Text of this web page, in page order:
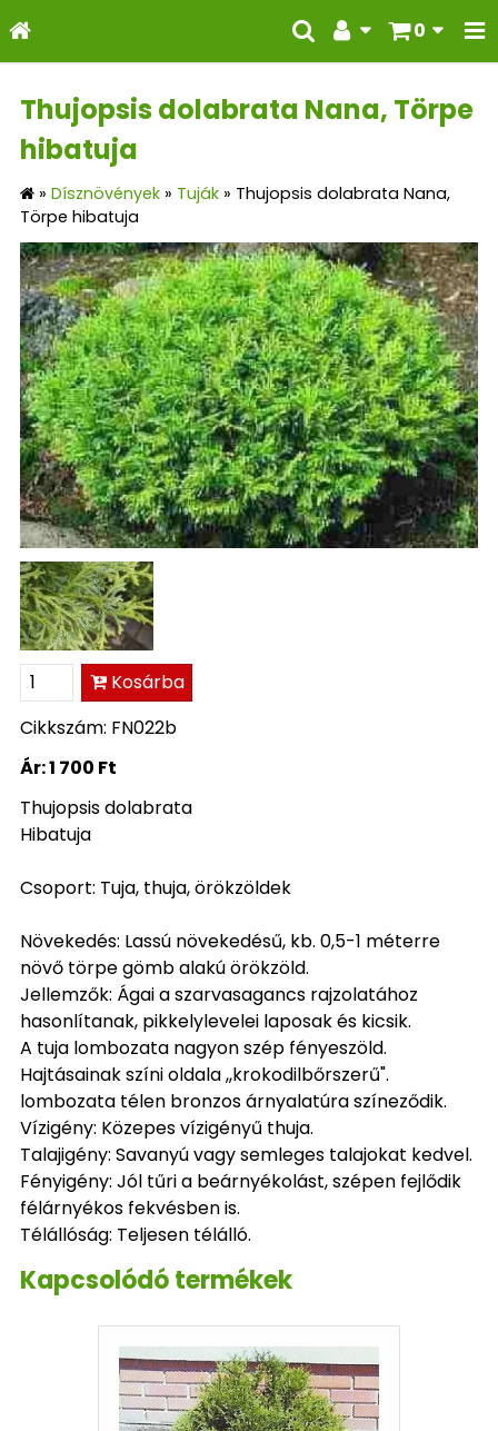
0
Thujopsis dolabrata Nana, Törpe
hibatuja
» Dísznövények » Tuják » Thujopsis dolabrata Nana,
Törpe hibatuja
Kosárba
Cikkszám: FN022b
Ár:1 700 Ft
Thujopsis dolabrata
Hibatuja
Csoport: Tuja, thuja, örökzöldek
Növekedés: Lassú növekedésű, kb. 0,5-1 méterre
növő törpe gömb alakú örökzöld.
Jellemzők: Ágai a szarvasagancs rajzolatához
hasonlítanak, pikkelylevelei laposak és kicsik.
A tuja lombozata nagyon szép fényeszöld.
Hajtásainak színi oldala ,,krokodilbőrszerű".
lombozata télen bronzos árnyalatúra színeződik.
Vízigény: Közepes vízigényű thuja.
Talajigény: Savanyú vagy semleges talajokat kedvel.
Fényigény: Jól tűri a beárnyékolást, szépen fejlődik
félárnyékos fekvésben is.
Télállóság: Teljesen télálló.
Kapcsolódó termékek